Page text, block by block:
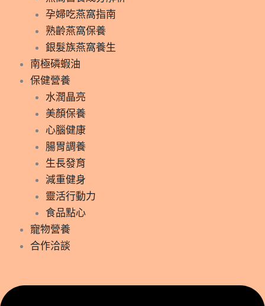
孕婦吃燕窩指南
熟齡燕窩保養
銀髮族燕窩養生
南極磷蝦油
保健營養
水潤晶亮
美顏保養
心腦健康
腸胃調養
生長發育
減重健身
靈活行動力
食品點心
寵物營養
合作洽談